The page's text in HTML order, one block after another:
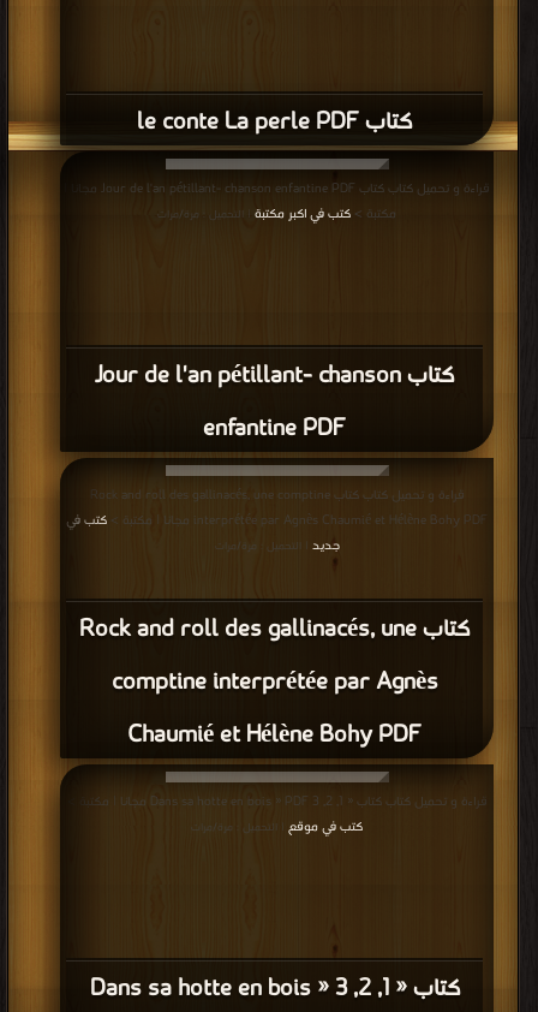
كتاب le conte La perle PDF
كتاب Jour de l'an pétillant- chanson
enfantine PDF
قراءة و تحميل كتاب كتاب Jour de l'an pétillant- chanson enfantine PDF مجانا |
مكتبة > كتب في اكبر مكتبة | التحميل : مرة/مرات
كتاب Rock and roll des gallinacés, une
comptine interprétée par Agnès
Chaumié et Hélène Bohy PDF
قراءة و تحميل كتاب كتاب Rock and roll des gallinacés, une comptine
interprétée par Agnès Chaumié et Hélène Bohy PDF مجانا | مكتبة >
كتب في
جديد | التحميل : مرة/مرات
كتاب « 1, 2, 3 Dans sa hotte en bois »
قراءة و تحميل كتاب كتاب « 1, 2, 3 Dans sa hotte en bois » PDF مجانا | مكتبة >
كتب في موقع
| التحميل : مرة/مرات